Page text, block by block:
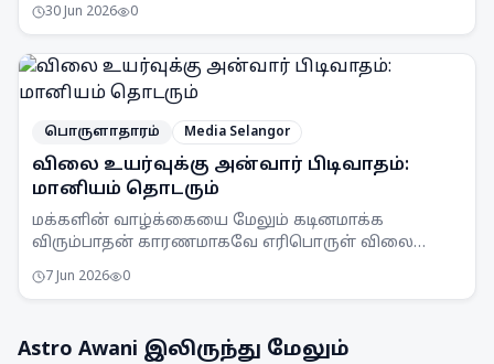
ஆதரவளிக்கும்.
30 Jun 2026 0
பொருளாதாரம் Media Selangor
விலை உயர்வுக்கு அன்வார் பிடிவாதம்:
மானியம் தொடரும்
மக்களின் வாழ்க்கையை மேலும் கடினமாக்க
விரும்பாதன் காரணமாகவே எரிபொருள் விலை
இப்ராஹிம் திட்டவட்டமாகத் தெரிவித்துள்ளார்.
7 Jun 2026 0
Astro Awani இலிருந்து மேலும்